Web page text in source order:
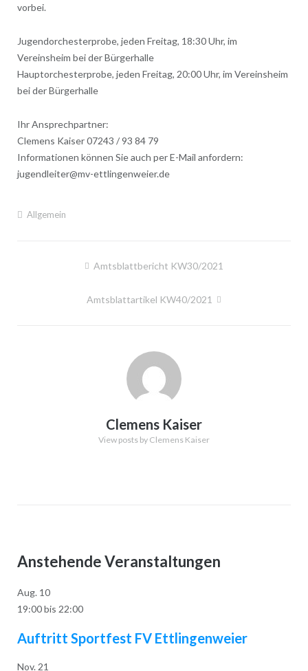
vorbei.
Jugendorchesterprobe, jeden Freitag, 18:30 Uhr, im
Vereinsheim bei der Bürgerhalle
Hauptorchesterprobe, jeden Freitag, 20:00 Uhr, im Vereinsheim
bei der Bürgerhalle
Ihr Ansprechpartner:
Clemens Kaiser 07243 / 93 84 79
Informationen können Sie auch per E-Mail anfordern:
jugendleiter@mv-ettlingenweier.de
Allgemein
BeitragsnavigationAmtsblattbericht KW30/2021
Amtsblattartikel KW40/2021
Clemens Kaiser
View posts by Clemens Kaiser
Anstehende Veranstaltungen
Aug. 10
19:00bis 22:00
Auftritt Sportfest FV Ettlingenweier
Nov. 21